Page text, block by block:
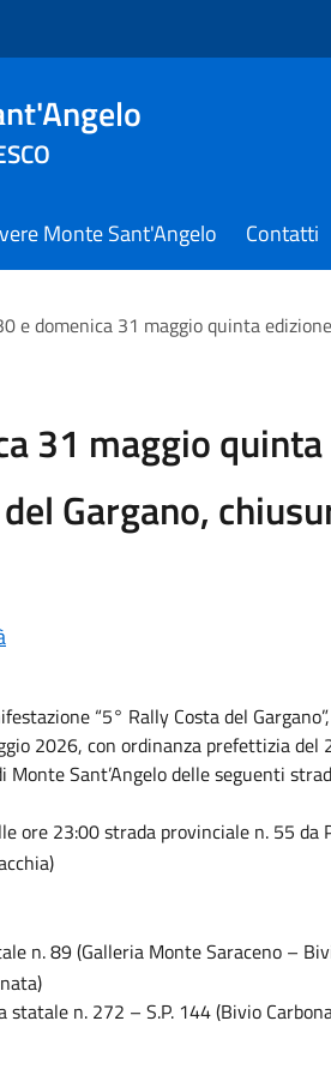
Monte Sant'Angelo Contatti
e domenica 31 maggio quinta
31 maggio quinta
Gargano,
“5° Rally Costa del
2026, con ordinanza prefettizia del
Sant’Angelo delle seguenti
ore 23:00 strada provinciale n. 55 da
n. 89 (Galleria Monte Saraceno –
n. 272 – S.P. 144 (Bivio